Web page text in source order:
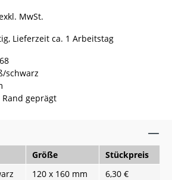
MwSt.
Lieferzeit ca. 1 Arbeitstag
schwarz
geprägt
Größe
Stückpreis
120 x 160 mm
6,30 €